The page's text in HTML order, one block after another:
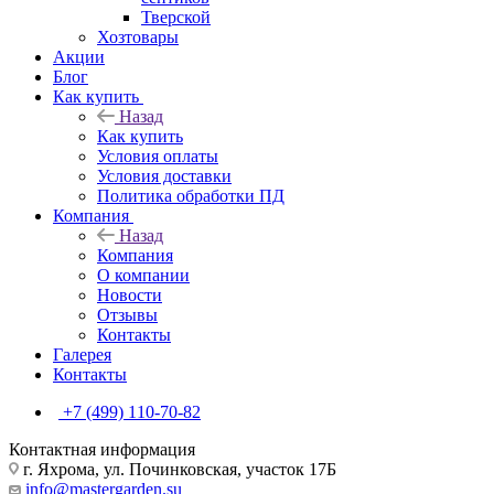
Тверской
Хозтовары
Акции
Блог
Как купить
Назад
Как купить
Условия оплаты
Условия доставки
Политика обработки ПД
Компания
Назад
Компания
О компании
Новости
Отзывы
Контакты
Галерея
Контакты
+7 (499) 110-70-82
Контактная информация
г. Яхрома, ул. Починковская, участок 17Б
info@mastergarden.su